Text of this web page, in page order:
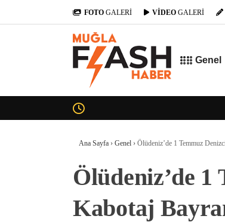
FOTO GALERİ VİDEO GALERİ
Genel
Ana Sayfa › Genel › Ölüdeniz’de 1 Temmuz
Ölüdeniz’de 1
Kabotaj